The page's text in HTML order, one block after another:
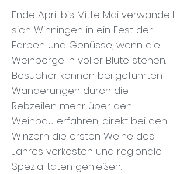
Ende April bis Mitte Mai verwandelt
sich Winningen in ein Fest der
Farben und Genüsse, wenn die
Weinberge in voller Blüte stehen.
Besucher können bei geführten
Wanderungen durch die
Rebzeilen mehr über den
Weinbau erfahren, direkt bei den
Winzern die ersten Weine des
Jahres verkosten und regionale
Spezialitäten genießen.